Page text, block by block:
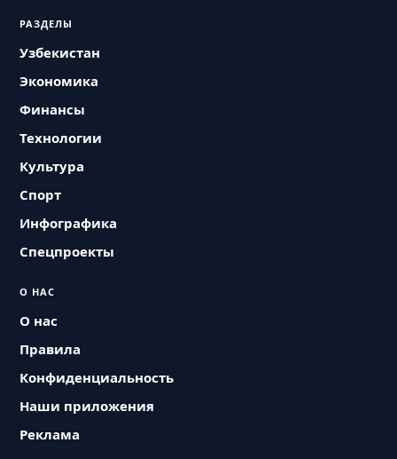
РАЗДЕЛЫ
Узбекистан
Экономика
Финансы
Технологии
Культура
Спорт
Инфографика
Спецпроекты
О НАС
О нас
Правила
Конфиденциальность
Наши приложения
Реклама